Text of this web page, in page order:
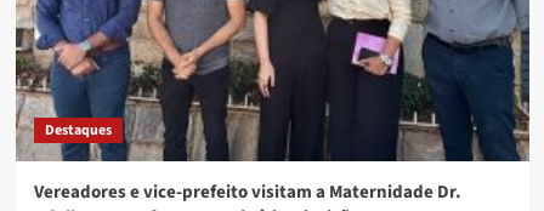
Destaques
Vereadores e vice-prefeito visitam a Maternidade Dr.